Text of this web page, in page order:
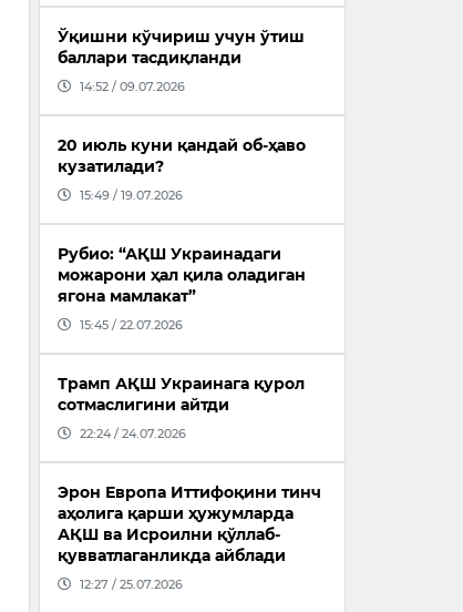
Ўқишни кўчириш учун ўтиш
баллари тасдиқланди
14:52 / 09.07.2026
20 июль куни қандай об-ҳаво
кузатилади?
15:49 / 19.07.2026
Рубио: “АҚШ Украинадаги
можарони ҳал қила оладиган
ягона мамлакат”
15:45 / 22.07.2026
Трамп АҚШ Украинага қурол
сотмаслигини айтди
22:24 / 24.07.2026
Эрон Европа Иттифоқини тинч
аҳолига қарши ҳужумларда
АҚШ ва Исроилни қўллаб-
қувватлаганликда айблади
12:27 / 25.07.2026